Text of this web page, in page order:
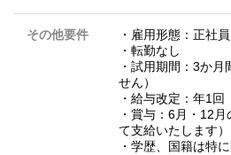
その他要件
・雇用形態：正社
・転勤なし
・試用期間：3か
せん）
・給与改定：年1回
・賞与：6月・12
て支給いたします）
・学歴、国籍は特